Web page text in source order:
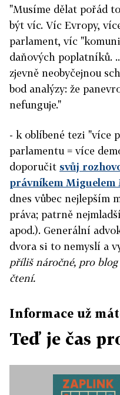
"Musíme dělat pořád
být víc. Víc Evropy,
parlament, víc
daňových poplatníků.
zjevně neobyčejnou
bod analýzy: že
nefunguje."
- k oblíbené tezi "více
parlamentu = více
doporučit svůj
právníkem Miguelem
dnes vůbec nejlepším
práva; patrně
apod.). Generální
dvora si to nemyslí a
příliš náročné, pro
čtení.
Informace už
Teď je čas